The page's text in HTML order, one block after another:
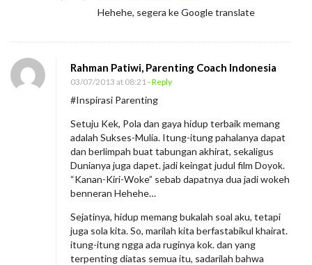
u
S
u
k
s
e
s
M
u
l
i
a
Hehehe, segera ke Google translate
Rahman Patiwi, Parenting Coach Indonesia
03/07/2013 at 08:21 - Reply
#Inspirasi Parenting
Setuju Kek, Pola dan gaya hidup terbaik memang
adalah Sukses-Mulia. Itung-itung pahalanya dapat
dan berlimpah buat tabungan akhirat, sekaligus
Dunianya juga dapet. jadi keingat judul film Doyok.
“Kanan-Kiri-Woke” sebab dapatnya dua jadi wokeh
benneran Hehehe…
Sejatinya, hidup memang bukalah soal aku, tetapi
juga sola kita. So, marilah kita berfastabikul khairat.
itung-itung ngga ada ruginya kok. dan yang
terpenting diatas semua itu, sadarilah bahwa